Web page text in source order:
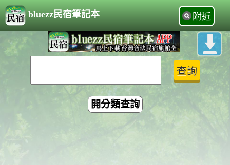
bluezz民宿筆記本 附近
開分類查詢